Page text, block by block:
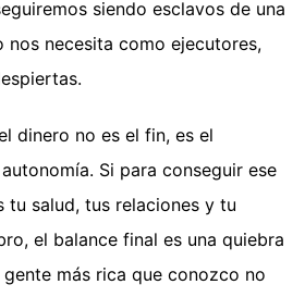
siendo esclavos de una
nos necesita como ejecutores,
dinero no es el fin, es el
Si para conseguir ese
tu salud, tus relaciones y tu
el balance final es una quiebra
más rica que conozco no